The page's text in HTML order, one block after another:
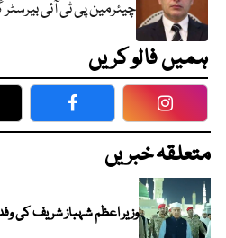
چیئرمین پی ٹی آئی بیرسٹر
ہمیں فالو کریں
Facebook
متعلقہ خبریں
وزیر اعظم شہباز شریف کی